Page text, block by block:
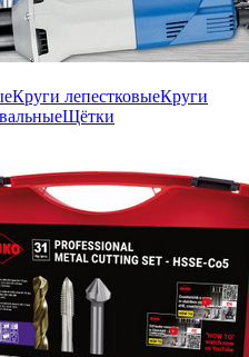
Круги лепестковыеКруги
Щётки